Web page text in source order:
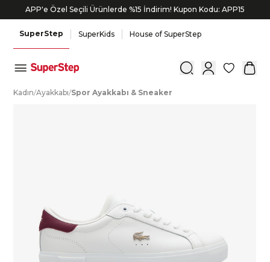
APP'e Özel Seçili Ürünlerde %15 İndirim! Kupon Kodu: APP15
SuperStep SuperKids House of SuperStep
0
Kadın/Ayakkabı/Spor Ayakkabı & Sneaker